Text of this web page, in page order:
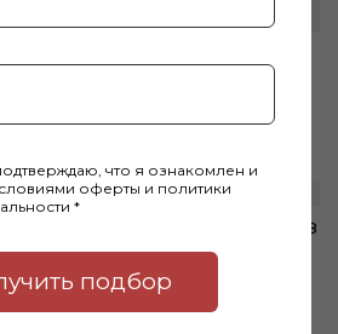
1-
Luminox Pacific Diver XS.3148
что я ознакомлен и
оферты и политики
*
подбор